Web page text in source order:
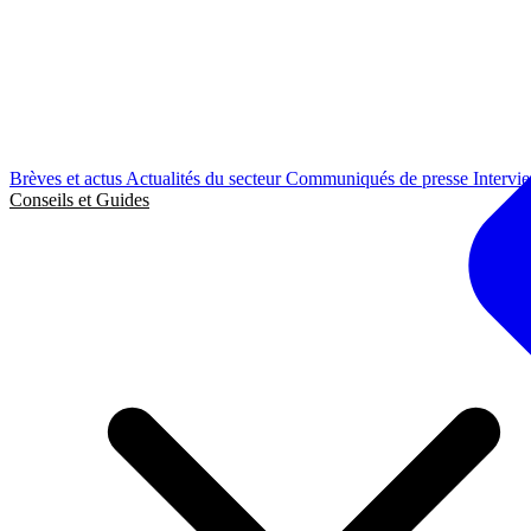
Brèves et actus Actualités du secteurCommuniqués de presse
Conseils et Guides